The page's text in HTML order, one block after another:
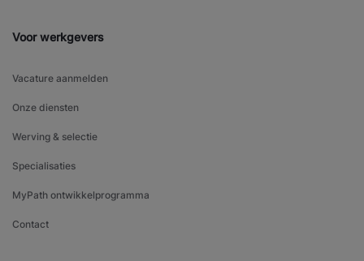
Voor werkgevers
Vacature aanmelden
Onze diensten
Werving & selectie
Specialisaties
MyPath ontwikkelprogramma
Contact